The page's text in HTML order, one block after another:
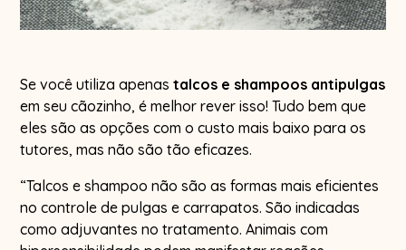
Se você utiliza apenastalcos e shampoos antipulgas
em seu cãozinho, é melhor rever isso! Tudo bem que
eles são as opções com o custo mais baixo para os
tutores, mas não são tão eficazes.
“Talcos e shampoo não são as formas mais eficientes
no controle de pulgas e carrapatos. São indicadas
como adjuvantes no tratamento. Animais com